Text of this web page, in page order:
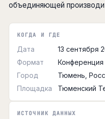
объединяющей
КОГДА И ГДЕ
Дата
13 сентября
Формат
Конференция
Город
Тюмень,
Площадка
Тюменский
ИСТОЧНИК ДАННЫХ